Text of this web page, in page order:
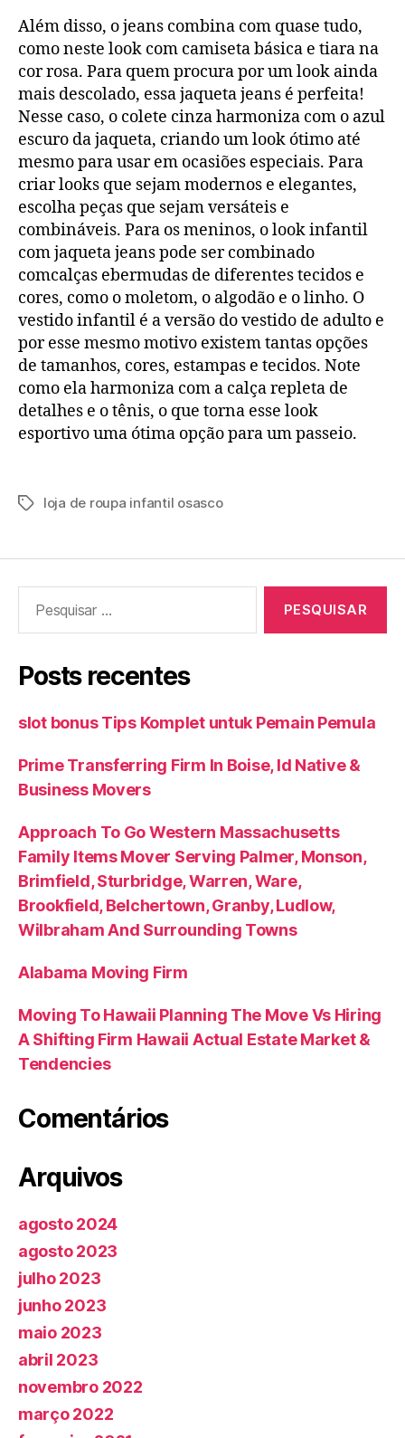
Além disso, o jeans combina com quase tudo,
como neste look com camiseta básica e tiara na
cor rosa. Para quem procura por um look ainda
mais descolado, essa jaqueta jeans é perfeita!
Nesse caso, o colete cinza harmoniza com o azul
escuro da jaqueta, criando um look ótimo até
mesmo para usar em ocasiões especiais. Para
criar looks que sejam modernos e elegantes,
escolha peças que sejam versáteis e
combináveis. Para os meninos, o look infantil
com jaqueta jeans pode ser combinado
comcalças ebermudas de diferentes tecidos e
cores, como o moletom, o algodão e o linho. O
vestido infantil é a versão do vestido de adulto e
por esse mesmo motivo existem tantas opções
de tamanhos, cores, estampas e tecidos. Note
como ela harmoniza com a calça repleta de
detalhes e o tênis, o que torna esse look
esportivo uma ótima opção para um passeio.
Tagsloja de roupa infantil osasco
por:
Posts recentes
slot bonus Tips Komplet untuk Pemain Pemula
Prime Transferring Firm In Boise, Id Native &
Business Movers
Approach To Go Western Massachusetts
Family Items Mover Serving Palmer, Monson,
Brimfield, Sturbridge, Warren, Ware,
Brookfield, Belchertown, Granby, Ludlow,
Wilbraham And Surrounding Towns
Alabama Moving Firm
Moving To Hawaii Planning The Move Vs Hiring
A Shifting Firm Hawaii Actual Estate Market &
Tendencies
Comentários
Arquivos
agosto 2024
agosto 2023
julho 2023
junho 2023
maio 2023
abril 2023
novembro 2022
março 2022